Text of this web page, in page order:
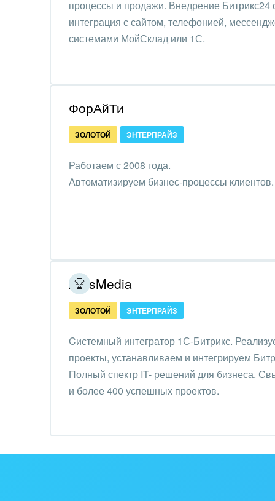
стиль
процессы и продажи. Внедрение Битрикс24
интеграция с сайтом, телефонией,
системами МойСклад или 1С.
ФорАйТи
ЗОЛОТОЙ ЭНТЕРПРАЙЗ
Работаем с 2008 года.
Автоматизируем бизнес-процессы клиентов.
ArtisMedia
ЗОЛОТОЙ ЭНТЕРПРАЙЗ
Cистемный интегратор 1С-Битрикс.
проекты, устанавливаем и интегрируем
Полный спектр IT- решений для бизнеса.
и более 400 успешных проектов.